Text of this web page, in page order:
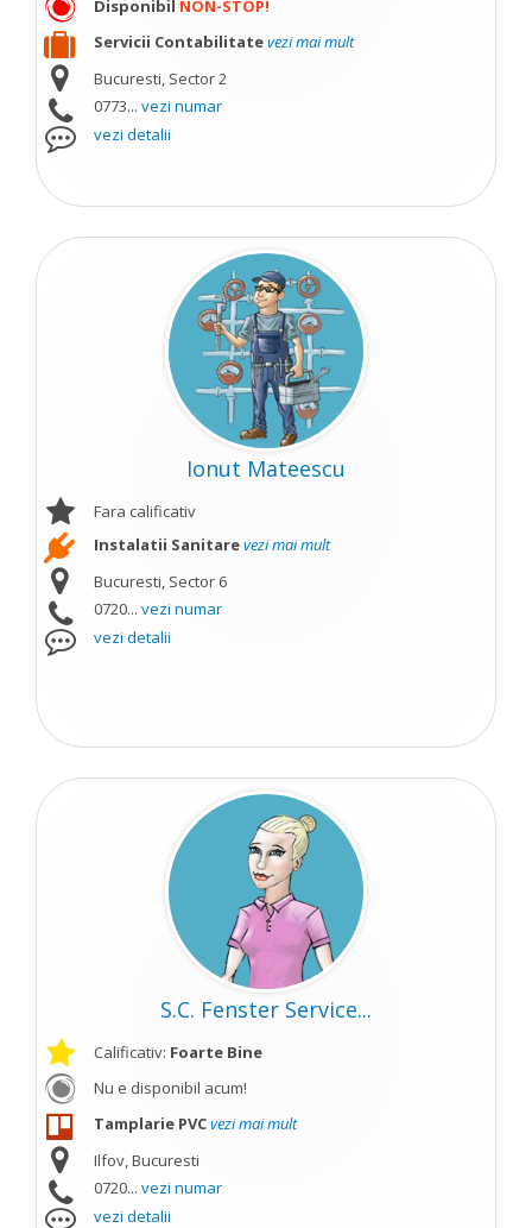
Disponibil NON-STOP!
Servicii Contabilitatevezi mai mult
Bucuresti, Sector 2
0773... vezi numar
vezi detalii
Ionut Mateescu
Fara calificativ
Instalatii Sanitarevezi mai mult
Bucuresti, Sector 6
0720... vezi numar
vezi detalii
S.C. Fenster Service...
Calificativ: Foarte Bine
Nu e disponibil acum!
Tamplarie PVCvezi mai mult
Ilfov, Bucuresti
0720... vezi numar
vezi detalii